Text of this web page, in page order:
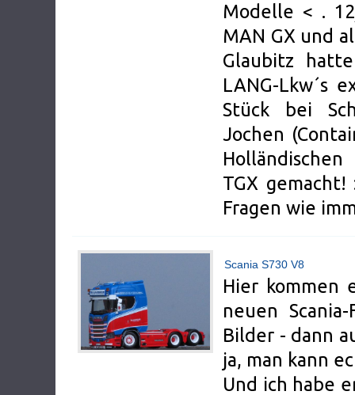
Modelle < .
MAN GX und
Glaubitz
LANG-Lkw´s
Stück bei
Jochen
TGX
Fragen wie
Scania S730 V8
Hier kommen
neuen
Bilder - dann
ja, man kann
Und ich habe